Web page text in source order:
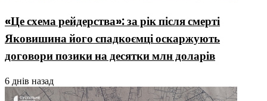
«Це схема рейдерства»: за рік після смерті
Яковишина його спадкоємці оскаржують
договори позики на десятки млн доларів
6 днів назад